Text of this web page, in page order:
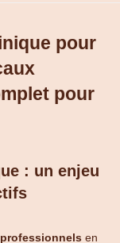
pour
pour
: un enjeu
en